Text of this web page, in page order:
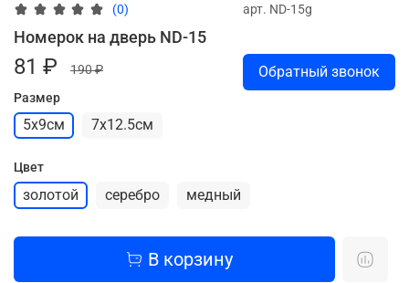
(0) арт. ND-15g
Номерок на дверь ND-15
81 ₽
190 ₽
Размер
5х9см 7х12.5см
Цвет
золотой серебро медный
Обратный звонок
В корзину